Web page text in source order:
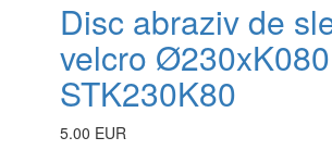
Disc abraziv de
velcro Ø230xK080
STK230K80
5.00 EUR